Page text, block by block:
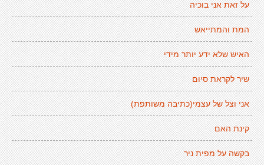
על זאת אני בוכיה
המת והמתייאש
האיש שלא ידע יותר מידי
שיר לקראת סיום
אני וצל של עצמי(כתיבה משותפת)
קינת האם
בקשה על מפית ניר